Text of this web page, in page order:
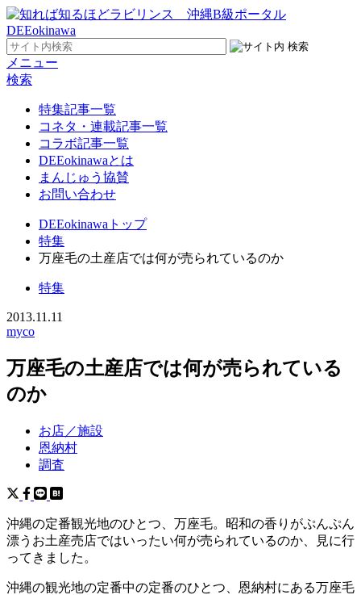
メニュー
検索
特集記事一覧
コネタ・連載記事一覧
コラボ記事一覧
DEEokinawaとは
まんじゅう協賛
お問い合わせ
DEEokinawaトップ
特集
万座毛の土産店では何が売られているのか
特集
2013.11.11
myco
万座毛の土産店では何が売られている
のか
お店／施設
恩納村
調査
沖縄の定番観光地のひとつ、万座毛。昭和の香りがぷんぷん
漂うお土産売店ではいったい何が売られているのか、見に行
ってきました。
沖縄の観光地の定番中の定番のひとつ、恩納村にある万座毛